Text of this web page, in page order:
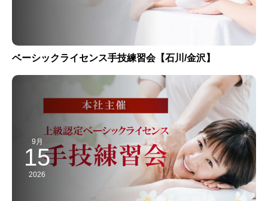
ベーシックライセンス手技練習会【石川/金沢】
9月
15
2026